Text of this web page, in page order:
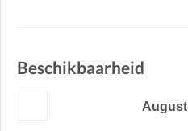
Beschikbaarheid
August